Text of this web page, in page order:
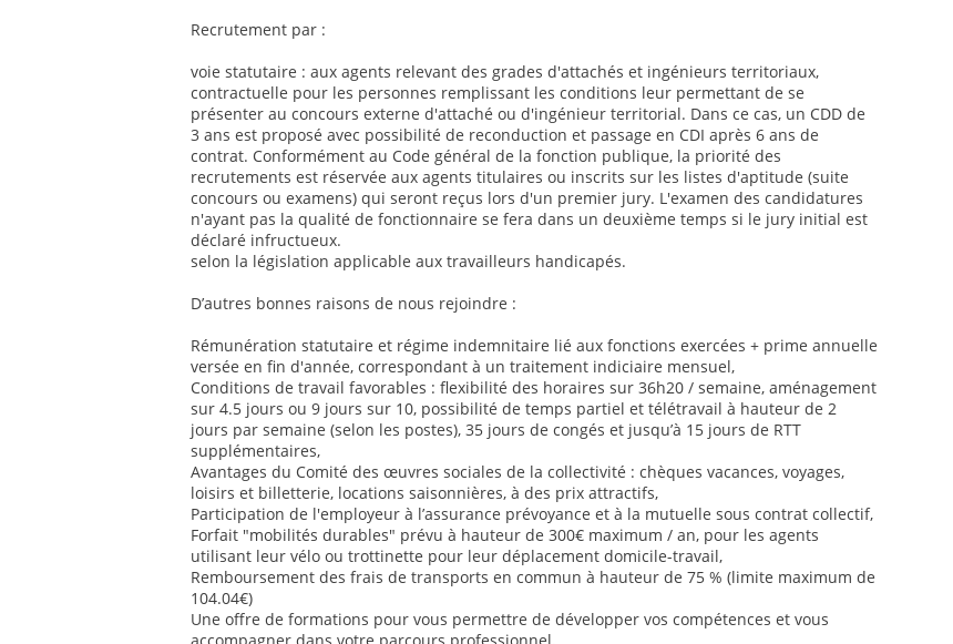
Recrutement par :
voie statutaire : aux agents relevant des grades d'attachés et ingénieurs territoriaux,
contractuelle pour les personnes remplissant les conditions leur permettant de se
présenter au concours externe d'attaché ou d'ingénieur territorial. Dans ce cas, un CDD de
3 ans est proposé avec possibilité de reconduction et passage en CDI après 6 ans de
contrat. Conformément au Code général de la fonction publique, la priorité des
recrutements est réservée aux agents titulaires ou inscrits sur les listes d'aptitude (suite
concours ou examens) qui seront reçus lors d'un premier jury. L'examen des candidatures
n'ayant pas la qualité de fonctionnaire se fera dans un deuxième temps si le jury initial est
déclaré infructueux.
selon la législation applicable aux travailleurs handicapés.
D’autres bonnes raisons de nous rejoindre :
Rémunération statutaire et régime indemnitaire lié aux fonctions exercées + prime annuelle
versée en fin d'année, correspondant à un traitement indiciaire mensuel,
Conditions de travail favorables : flexibilité des horaires sur 36h20 / semaine, aménagement
sur 4.5 jours ou 9 jours sur 10, possibilité de temps partiel et télétravail à hauteur de 2
jours par semaine (selon les postes), 35 jours de congés et jusqu’à 15 jours de RTT
supplémentaires,
Avantages du Comité des œuvres sociales de la collectivité : chèques vacances, voyages,
loisirs et billetterie, locations saisonnières, à des prix attractifs,
Participation de l'employeur à l’assurance prévoyance et à la mutuelle sous contrat collectif,
Forfait "mobilités durables" prévu à hauteur de 300€ maximum / an, pour les agents
utilisant leur vélo ou trottinette pour leur déplacement domicile-travail,
Remboursement des frais de transports en commun à hauteur de 75 % (limite maximum de
104.04€)
Une offre de formations pour vous permettre de développer vos compétences et vous